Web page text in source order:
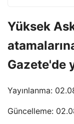
Yüksek
Gazete'de
Yayınlanma:
Güncelleme: